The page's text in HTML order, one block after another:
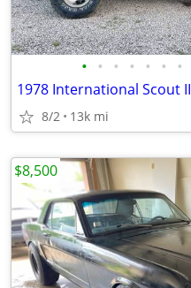
• • • • • • •
1978 International Scout II
8/2 13k mi
$8,500